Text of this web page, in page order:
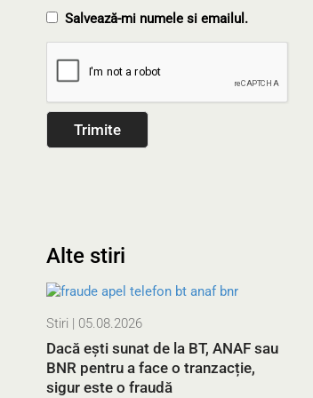
Salvează-mi numele si emailul.
Alte stiri
Stiri | 05.08.2026
Dacă ești sunat de la BT, ANAF sau
BNR pentru a face o tranzacție,
sigur este o fraudă